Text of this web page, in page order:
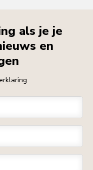
als je je
en